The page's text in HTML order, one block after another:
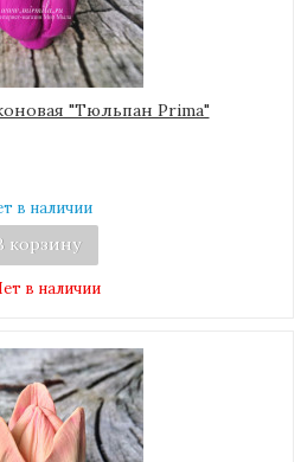
"Тюльпан Prima"
в наличии
корзину
в наличии